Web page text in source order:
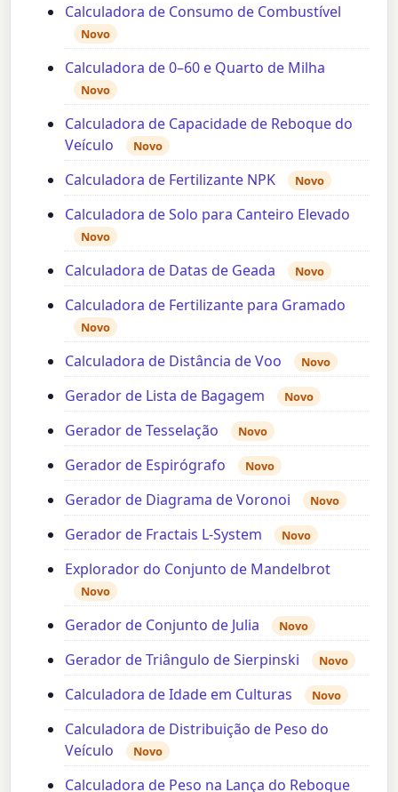
Calculadora de Consumo de Combustível
Novo
Calculadora de 0–60 e Quarto de Milha
Novo
Calculadora de Capacidade de Reboque do
Veículo
Novo
Calculadora de Fertilizante NPK Novo
Calculadora de Solo para Canteiro Elevado
Novo
Calculadora de Datas de Geada Novo
Calculadora de Fertilizante para Gramado
Novo
Calculadora de Distância de Voo Novo
Gerador de Lista de Bagagem Novo
Gerador de Tesselação Novo
Gerador de Espirógrafo Novo
Gerador de Diagrama de Voronoi Novo
Gerador de Fractais L-System Novo
Explorador do Conjunto de Mandelbrot
Novo
Gerador de Conjunto de Julia Novo
Gerador de Triângulo de Sierpinski Novo
Calculadora de Idade em Culturas Novo
Calculadora de Distribuição de Peso do
Veículo
Novo
Calculadora de Peso na Lança do Reboque